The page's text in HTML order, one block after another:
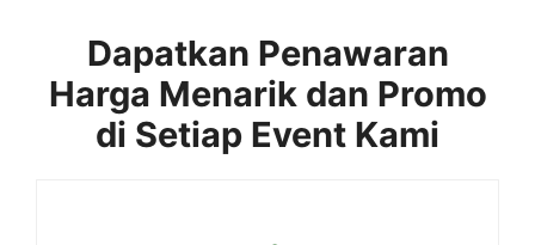
Dapatkan Penawaran
Harga Menarik dan Promo
di Setiap Event Kami